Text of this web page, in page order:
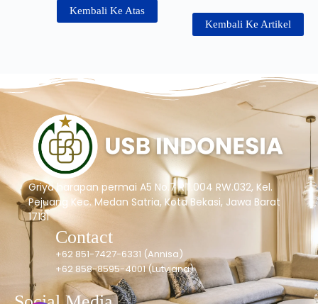
Kembali Ke Artikel
Kembali Ke Atas
Griya harapan permai A5 No.7 RT.004 RW.032, Kel.
Pejuang Kec. Medan Satria, Kota Bekasi, Jawa Barat
17131
Contact
+62 851-7427-6331 (Annisa)
+62 858-8595-4001 (Lutviana)